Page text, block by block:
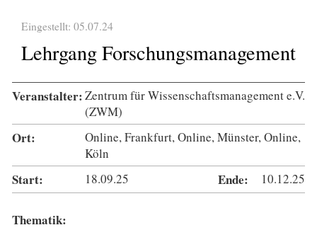
Eingestellt: 05.07.24
Lehrgang Forschungsmanagement
Veranstalter:Zentrum für Wissenschaftsmanagement e.V.
(ZWM)
Ort:
Online, Frankfurt, Online, Münster, Online,
Köln
Start: 18.09.25 Ende: 10.12.25
Thematik: